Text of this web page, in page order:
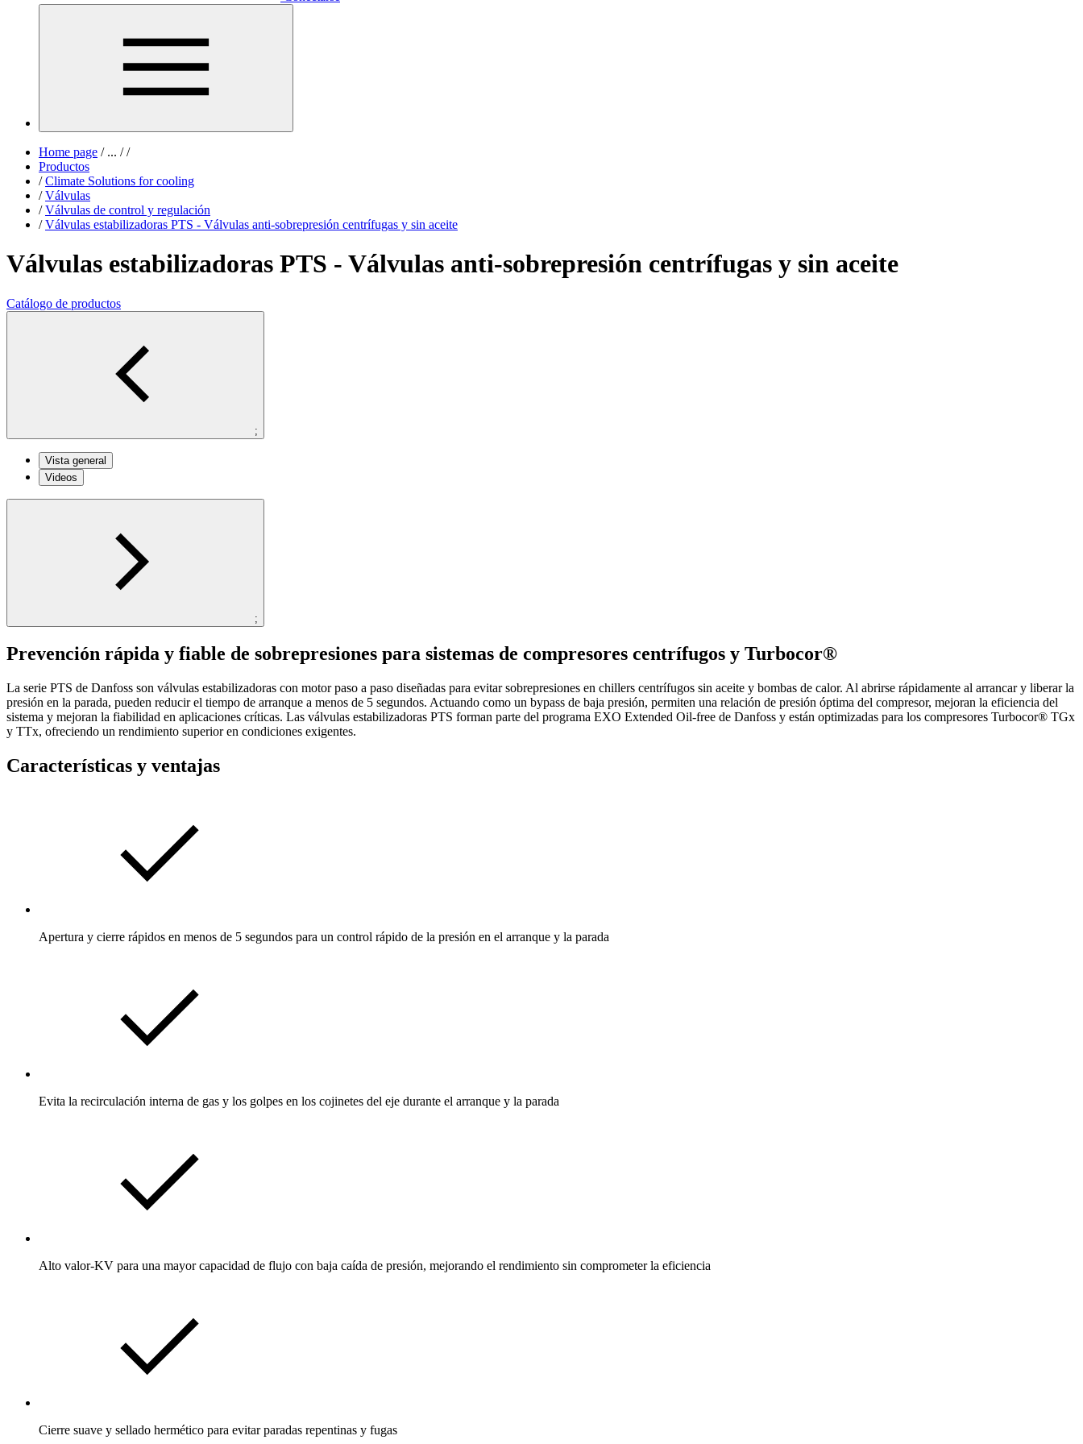
Home page /... / /
Productos
/ Climate Solutions for cooling
/ Válvulas
/ Válvulas de control y regulación
/ Válvulas estabilizadoras PTS - Válvulas anti-sobrepresión centrífugas y sin aceite
Válvulas estabilizadoras PTS - Válvulas anti-sobrepresión centrífugas y sin aceite
Catálogo de productos
;
Vista general
Videos
;
Prevención rápida y fiable de sobrepresiones para sistemas de compresores centrífugos y Turbocor®
La serie PTS de Danfoss son válvulas estabilizadoras con motor paso a paso diseñadas para evitar sobrepresiones en chillers centrífugos sin aceite y bombas de calor. Al abrirse rápidamente al arrancar y liberar la
presión en la parada, pueden reducir el tiempo de arranque a menos de 5 segundos. Actuando como un bypass de baja presión, permiten una relación de presión óptima del compresor, mejoran la eficiencia del
sistema y mejoran la fiabilidad en aplicaciones críticas. Las válvulas estabilizadoras PTS forman parte del programa EXO Extended Oil-free de Danfoss y están optimizadas para los compresores Turbocor® TGx
y TTx, ofreciendo un rendimiento superior en condiciones exigentes.
Características y ventajas
Apertura y cierre rápidos en menos de 5 segundos para un control rápido de la presión en el arranque y la parada
Evita la recirculación interna de gas y los golpes en los cojinetes del eje durante el arranque y la parada
Alto valor-KV para una mayor capacidad de flujo con baja caída de presión, mejorando el rendimiento sin comprometer la eficiencia
Cierre suave y sellado hermético para evitar paradas repentinas y fugas